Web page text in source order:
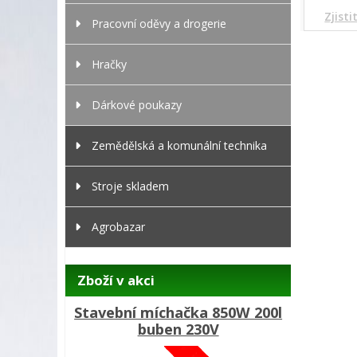
Pracovní oděvy a drogerie
Hračky
Dárkové poukazy
Zemědělská a komunální technika
Stroje skladem
Agrobazar
Zboží v akci
Stavební míchačka 850W 200l
buben 230V